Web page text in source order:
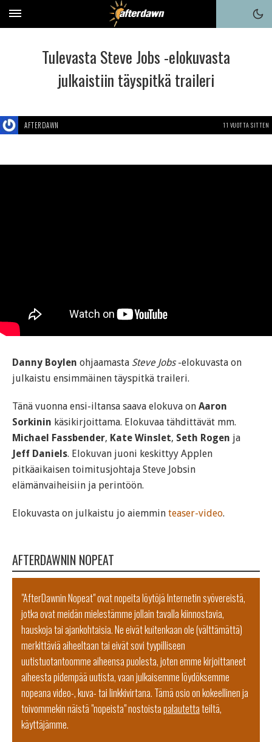
Tulevasta Steve Jobs -elokuvasta
julkaistiin täyspitkä traileri
AFTERDAWN 11 VUOTTA SITTEN
Danny Boylen ohjaamasta Steve Jobs-elokuvasta on
julkaistu ensimmäinen täyspitkä traileri.
Tänä vuonna ensi-iltansa saava elokuva on Aaron
Sorkinin käsikirjoittama. Elokuvaa tähdittävät mm.
Michael Fassbender, Kate Winslet, Seth Rogen ja
Jeff Daniels. Elokuvan juoni keskittyy Applen
pitkäaikaisen toimitusjohtaja Steve Jobsin
elämänvaiheisiin ja perintöön.
Elokuvasta on julkaistu jo aiemmin teaser-video.
AFTERDAWNIN NOPEAT
"AfterDawnin Nopeat" ovat nopeita löytöjä Internetin syövereistä,
jotka ovat meidän mielestämme jollain tavalla kiinnostavia,
hauskoja tai ajankohtaisia. Ne eivät kuitenkaan ole (välttämättä)
merkittäviä aiheeltaan tai eivät sovi tyypilliseen
uutistuotantoomme aiheensa puolesta, joten emme kirjoittaneet
aiheesta pidempää uutista, vaan julkaisemme löydöksemme
nopeana video-, kuva- tai linkkivirtana. Tämä osio on kokeellinen ja
toivommekin näistä "nopeista" nostoistapalautettateiltä,
käyttäjämme.